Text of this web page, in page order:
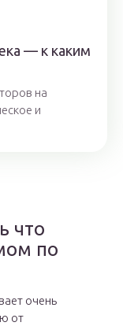
— к каким
на
и
что
по
очень
от